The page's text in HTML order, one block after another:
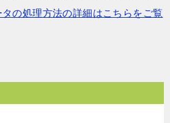
タの処理方法の詳細はこちらをご覧